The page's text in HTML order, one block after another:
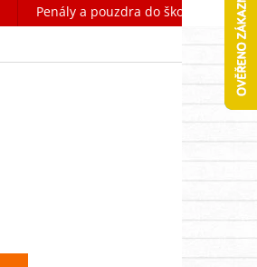
Penály a pouzdra do školy